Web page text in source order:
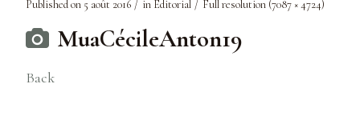
Published on 5 août 2016 in Editorial Full resolution (7087 × 4724)
MuaCécileAnton19
Back